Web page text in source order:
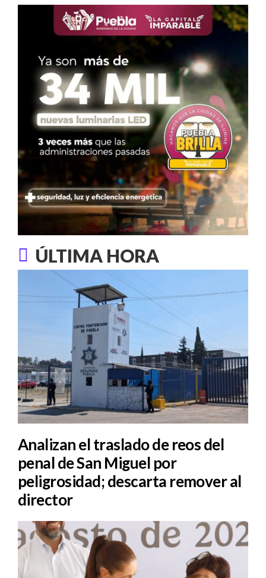
ÚLTIMA HORA
Analizan el traslado de reos del
penal de San Miguel por
peligrosidad; descarta remover al
director